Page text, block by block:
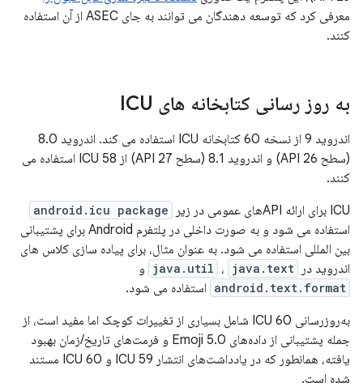
معرفی کرد که توسعه دهندگان می توانند به جای ASEC از آن استفاده
کنند.
به روز رسانی کتابخانه های ICU
اندروید 9 از نسخه 60 کتابخانه ICU استفاده می کند. اندروید 8.0
(سطح API 26) و اندروید 8.1 (سطح API 27) از ICU 58 استفاده می
کنند.
ICU برای ارائه APIهای عمومی در زیر
android.icu package
استفاده می شود و به صورت داخلی در پلتفرم Android برای پشتیبانی
بین المللی استفاده می شود. به عنوان مثال، برای پیاده سازی کلاس های
اندروید در
java.util ، java.text و
android.text.format استفاده می شود.
به‌روزرسانی ICU 60 شامل بسیاری از تغییرات کوچک اما مفید است، از
جمله پشتیبانی از داده‌های Emoji 5.0 و فرمت‌های تاریخ/زمان بهبود
یافته، همانطور که در یادداشت‌های انتشار ICU 59 و ICU 60 مستند
شده است.